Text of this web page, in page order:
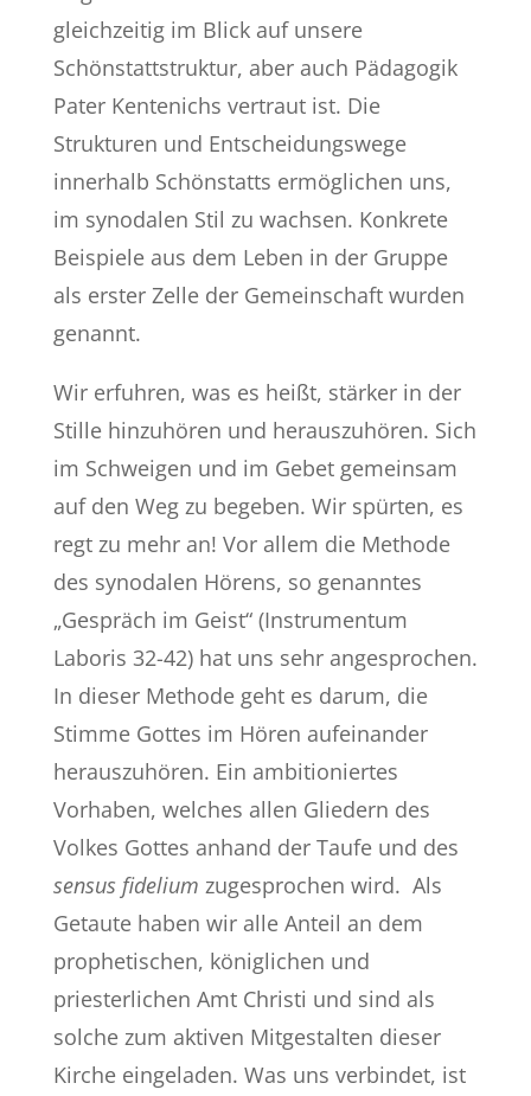
gleichzeitig im Blick auf unsere
Schönstattstruktur, aber auch Pädagogik
Pater Kentenichs vertraut ist. Die
Strukturen und Entscheidungswege
innerhalb Schönstatts ermöglichen uns,
im synodalen Stil zu wachsen. Konkrete
Beispiele aus dem Leben in der Gruppe
als erster Zelle der Gemeinschaft wurden
genannt.
Wir erfuhren, was es heißt, stärker in der
Stille hinzuhören und herauszuhören. Sich
im Schweigen und im Gebet gemeinsam
auf den Weg zu begeben. Wir spürten, es
regt zu mehr an! Vor allem die Methode
des synodalen Hörens, so genanntes
„Gespräch im Geist“ (Instrumentum
Laboris 32-42) hat uns sehr angesprochen.
In dieser Methode geht es darum, die
Stimme Gottes im Hören aufeinander
herauszuhören. Ein ambitioniertes
Vorhaben, welches allen Gliedern des
Volkes Gottes anhand der Taufe und des
sensus fidelium zugesprochen wird. Als
Getaute haben wir alle Anteil an dem
prophetischen, königlichen und
priesterlichen Amt Christi und sind als
solche zum aktiven Mitgestalten dieser
Kirche eingeladen. Was uns verbindet, ist